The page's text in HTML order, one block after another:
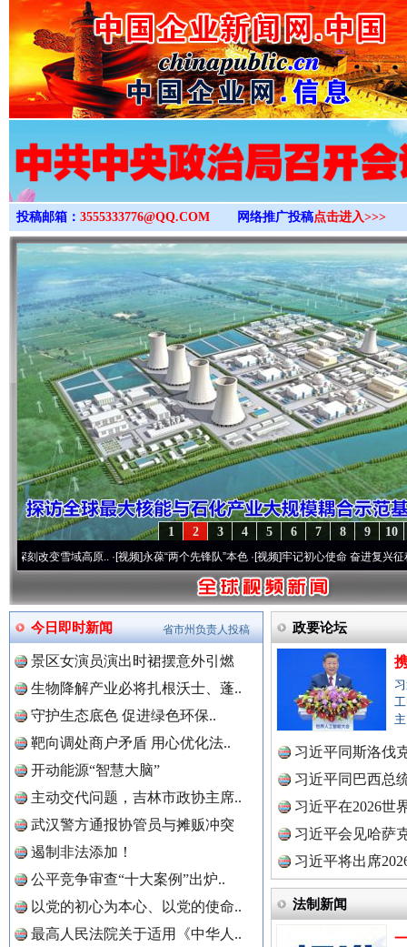
>
投稿邮箱： 3555333776@QQ.COM 网络推广投稿点击进入>>>
10
9
8
7
6
5
4
3
2
1
变雪域高原..·[视频]永葆“两个先锋队”本色·[视频]牢记初心使命 奋进复兴征程丨宝
今日即时新闻
景区女演员演出时裙摆意外引燃
生物降解产业必将扎根沃士、蓬..
守护生态底色 促进绿色环保..
靶向调处商户矛盾 用心优化法..
开动能源“智慧大脑”
主动交代问题，吉林市政协主席..
武汉警方通报协管员与摊贩冲突
遏制非法添加！
公平竞争审查“十大案例”出炉..
以党的初心为本心、以党的使命..
最高人民法院关于适用《中华人..
省市州负责人投稿 政要论坛
习近平同斯洛伐
习近平同巴西总
习近平在2026世
理高级..
习近平会见哈萨
习近平将出席
球治理..
法制新闻